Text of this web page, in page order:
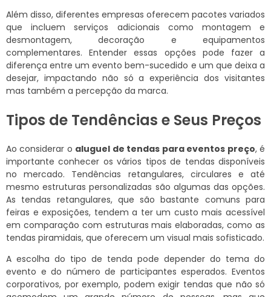
Além disso, diferentes empresas oferecem pacotes variados
que incluem serviços adicionais como montagem e
desmontagem, decoração e equipamentos
complementares. Entender essas opções pode fazer a
diferença entre um evento bem-sucedido e um que deixa a
desejar, impactando não só a experiência dos visitantes
mas também a percepção da marca.
Tipos de Tendências e Seus Preços
Ao considerar o aluguel de tendas para eventos preço, é
importante conhecer os vários tipos de tendas disponíveis
no mercado. Tendências retangulares, circulares e até
mesmo estruturas personalizadas são algumas das opções.
As tendas retangulares, que são bastante comuns para
feiras e exposições, tendem a ter um custo mais acessível
em comparação com estruturas mais elaboradas, como as
tendas piramidais, que oferecem um visual mais sofisticado.
A escolha do tipo de tenda pode depender do tema do
evento e do número de participantes esperados. Eventos
corporativos, por exemplo, podem exigir tendas que não só